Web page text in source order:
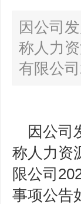
因公司
称人力
有限公
因公司
称人力资
限公司
事项公告